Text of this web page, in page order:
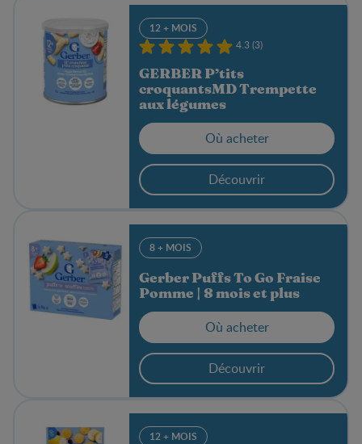
12 + MOIS
4.3 (3)
GERBER P’tits
croquantsMD Trempette
aux légumes
Où acheter
Découvrir
8 + MOIS
Gerber Puffs To Go Fraise
Pomme | 8 mois et plus
Où acheter
Découvrir
12 + MOIS